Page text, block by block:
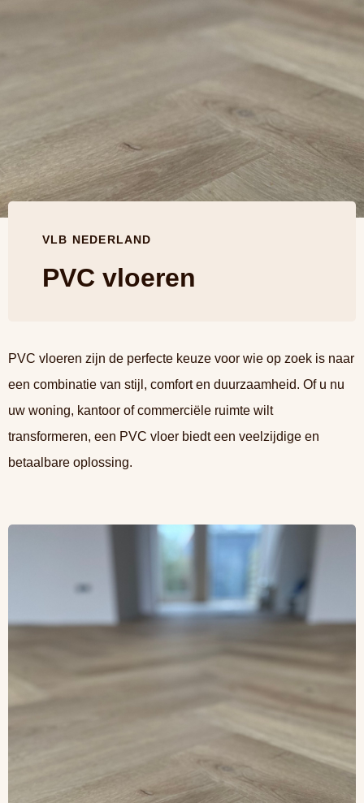
VLB NEDERLAND
PVC vloeren
PVC vloeren zijn de perfecte keuze voor wie op zoek is naar
een combinatie van stijl, comfort en duurzaamheid. Of u nu
uw woning, kantoor of commerciële ruimte wilt
transformeren, een PVC vloer biedt een veelzijdige en
betaalbare oplossing.